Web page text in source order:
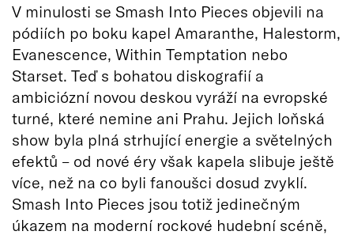
V minulosti se Smash Into Pieces objevili na
pódiích po boku kapel Amaranthe, Halestorm,
Evanescence, Within Temptation nebo
Starset. Teď s bohatou diskografií a
ambiciózní novou deskou vyráží na evropské
turné, které nemine ani Prahu. Jejich loňská
show byla plná strhující energie a světelných
efektů – od nové éry však kapela slibuje ještě
více, než na co byli fanoušci dosud zvyklí.
Smash Into Pieces jsou totiž jedinečným
úkazem na moderní rockové hudební scéně,